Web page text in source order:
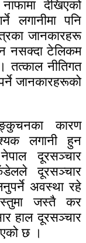
देखिएको
लगानीमा पनि
जानकारहरू
नसक्दा टेलिकम
तत्काल नीतिगत
जानकारहरूको
कारण
लगानी हुन
दूरसञ्चार
दूरसञ्चार
अवस्था रहे
जस्तै कर
हाल दूरसञ्चार
छ ।